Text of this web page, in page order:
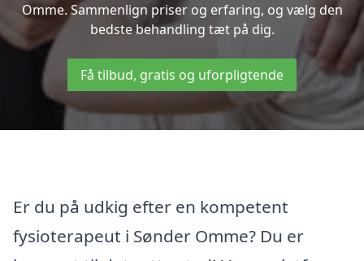
Omme. Sammenlign priser og erfaring, og vælg den
bedste behandling tæt på dig.
Få tilbud, gratis og uforpligtende
Er du på udkig efter en kompetent
fysioterapeut i Sønder Omme? Du er